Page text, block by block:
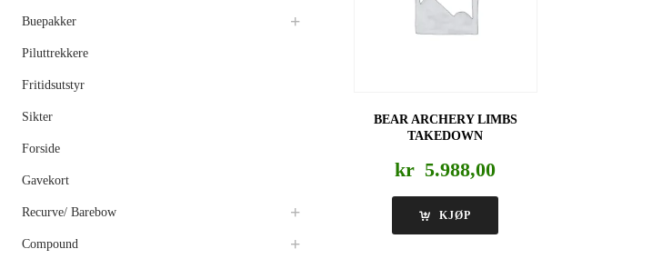
BEAR ARCHERY LIMBS
TAKEDOWN
kr 5.988,00
KJØP
Buepakker
Piluttrekkere
Fritidsutstyr
Sikter
Forside
Gavekort
Recurve/ Barebow
Compound